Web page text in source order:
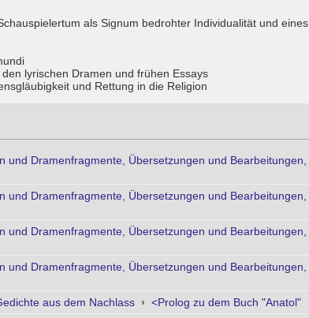
als Signum bedrohter Individualität und eines
lyrischen Dramen und frühen Essays
und Rettung in die Religion
und Dramenfragmente, Übersetzungen und Bearbeitungen,
und Dramenfragmente, Übersetzungen und Bearbeitungen,
und Dramenfragmente, Übersetzungen und Bearbeitungen,
und Dramenfragmente, Übersetzungen und Bearbeitungen,
aus dem Nachlass › <Prolog zu dem Buch "Anatol"